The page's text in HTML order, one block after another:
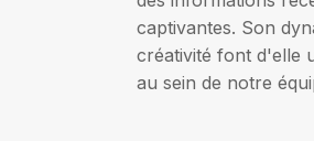
captivantes. Son
créativité font d'elle
au sein de notre